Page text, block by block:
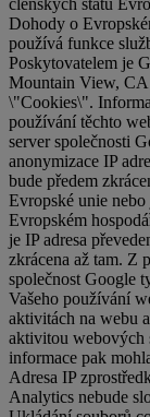
členských států
Dohody o
používá funkce
Poskytovatelem je
Mountain View,
\"Cookies\".
používání těchto
server společnosti
anonymizace IP
bude předem
Evropské unie
Evropském
je IP adresa
zkrácena až tam. Z
společnost Google
Vašeho používání
aktivitách na webu
aktivitou webových
informace pak
Adresa IP
Analytics nebude